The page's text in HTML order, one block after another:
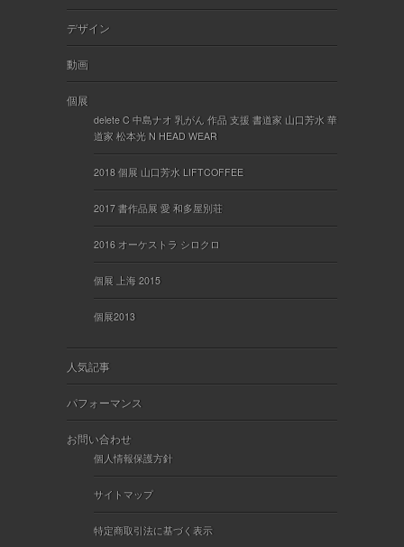
デザイン
動画
個展
delete C 中島ナオ 乳がん 作品 支援 書道家 山口芳水 華
道家 松本光 N HEAD WEAR
2018 個展 山口芳水 LIFTCOFFEE
2017 書作品展 愛 和多屋別荘
2016 オーケストラ シロクロ
個展 上海 2015
個展2013
人気記事
パフォーマンス
お問い合わせ
個人情報保護方針
サイトマップ
特定商取引法に基づく表示